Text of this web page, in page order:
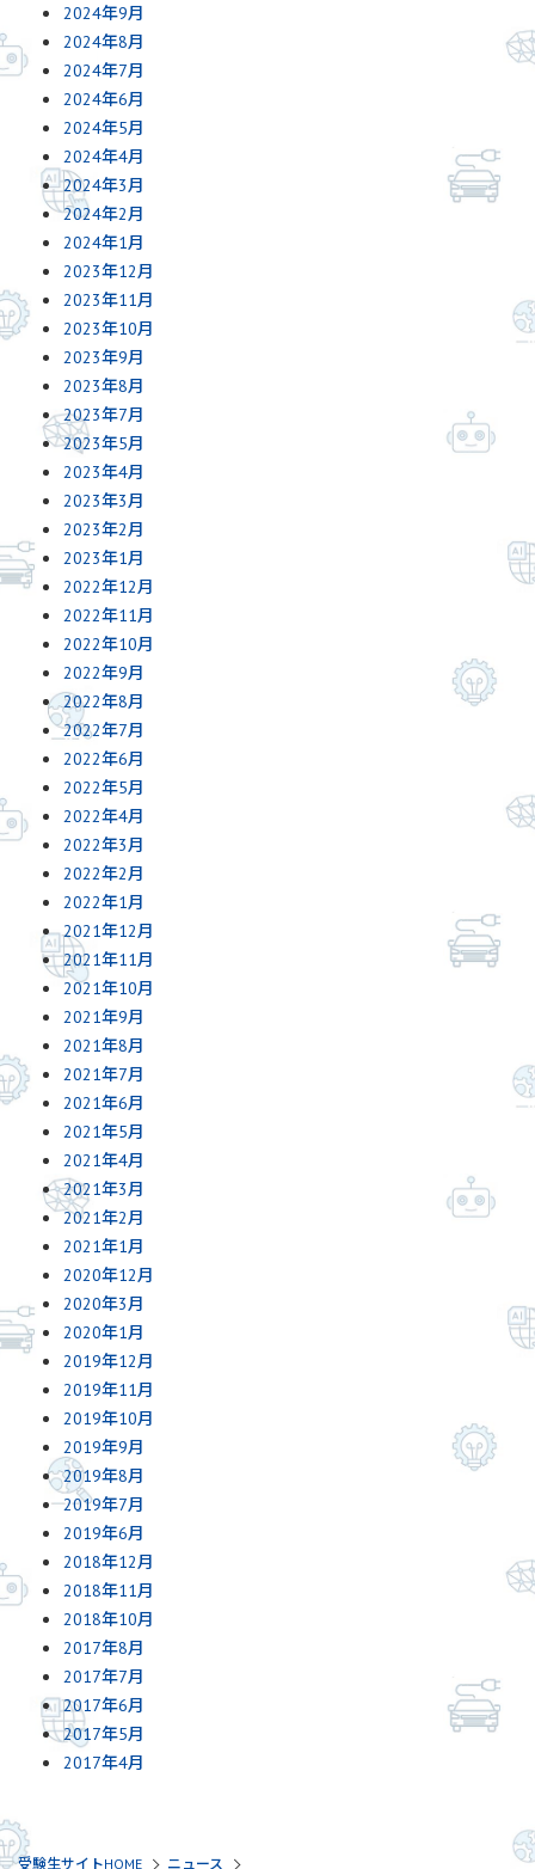
2024年9月
2024年8月
2024年7月
2024年6月
2024年5月
2024年4月
2024年3月
2024年2月
2024年1月
2023年12月
2023年11月
2023年10月
2023年9月
2023年8月
2023年7月
2023年5月
2023年4月
2023年3月
2023年2月
2023年1月
2022年12月
2022年11月
2022年10月
2022年9月
2022年8月
2022年7月
2022年6月
2022年5月
2022年4月
2022年3月
2022年2月
2022年1月
2021年12月
2021年11月
2021年10月
2021年9月
2021年8月
2021年7月
2021年6月
2021年5月
2021年4月
2021年3月
2021年2月
2021年1月
2020年12月
2020年3月
2020年1月
2019年12月
2019年11月
2019年10月
2019年9月
2019年8月
2019年7月
2019年6月
2018年12月
2018年11月
2018年10月
2017年8月
2017年7月
2017年6月
2017年5月
2017年4月
受験生サイトHOME
ニュース